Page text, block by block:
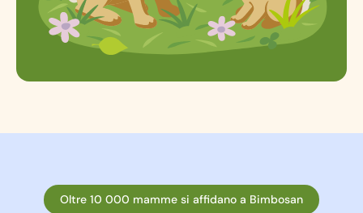
Oltre 10 000 mamme si affidano a Bimbosan